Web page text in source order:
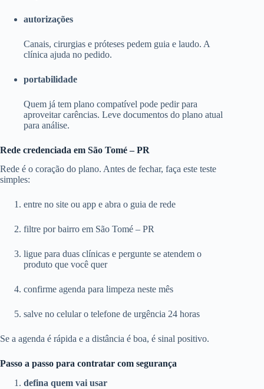
autorizações
Canais, cirurgias e próteses pedem guia e laudo. A
clínica ajuda no pedido.
portabilidade
Quem já tem plano compatível pode pedir para
aproveitar carências. Leve documentos do plano atual
para análise.
Rede credenciada em São Tomé – PR
Rede é o coração do plano. Antes de fechar, faça este teste
simples:
entre no site ou app e abra o guia de rede
filtre por bairro em São Tomé – PR
ligue para duas clínicas e pergunte se atendem o
produto que você quer
confirme agenda para limpeza neste mês
salve no celular o telefone de urgência 24 horas
Se a agenda é rápida e a distância é boa, é sinal positivo.
Passo a passo para contratar com segurança
defina quem vai usar